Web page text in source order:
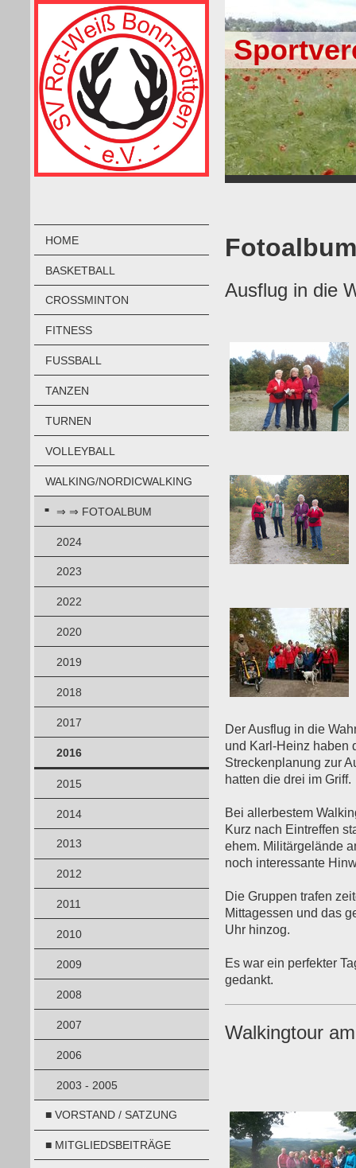
HOME
BASKETBALL
CROSSMINTON
FITNESS
FUSSBALL
TANZEN
TURNEN
VOLLEYBALL
WALKING/NORDICWALKING
⇒ ⇒ FOTOALBUM
2024
2023
2022
2020
2019
2018
2017
2016
2015
2014
2013
2012
2011
2010
2009
2008
2007
2006
2003 - 2005
■ VORSTAND / SATZUNG
■ MITGLIEDSBEITRÄGE
Ausflug in die
Der Ausflug in die
und Karl-Heinz haben
Streckenplanung zur
hatten die drei im Griff.
Bei allerbestem
Kurz nach Eintreffen
ehem. Militärgelände
noch interessante
Die Gruppen trafen
Mittagessen und das
Uhr hinzog.
Es war ein perfekter
gedankt.
Walkingtour